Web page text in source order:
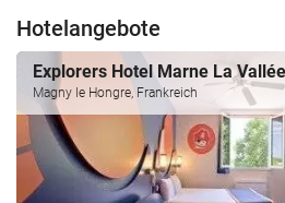
Hotelangebote
Explorers Hotel Marne La
Magny le Hongre, Frankreich